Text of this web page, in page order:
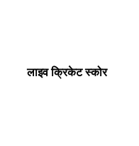
लाइव क्रिकेट स्कोर